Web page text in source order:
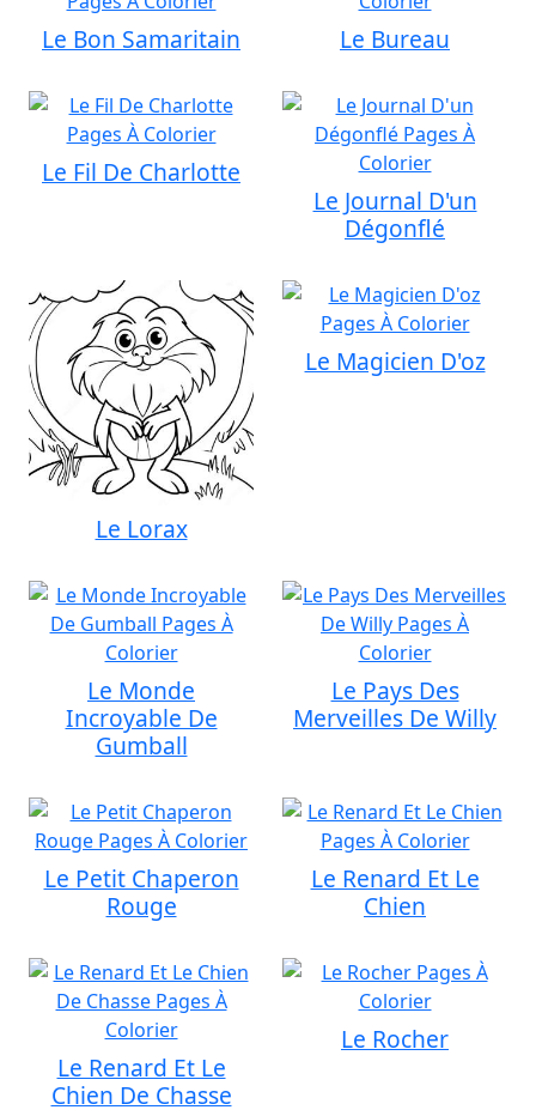
Le Bon Samaritain Le Bureau
Le Fil De Charlotte
Le Journal D'un
Dégonflé
Le Lorax
Le Magicien D'oz
Le Monde
Incroyable De
Gumball
Le Pays Des
Merveilles De Willy
Le Petit Chaperon
Rouge
Le Renard Et Le
Chien
Le Renard Et Le
Chien De Chasse
Le Rocher